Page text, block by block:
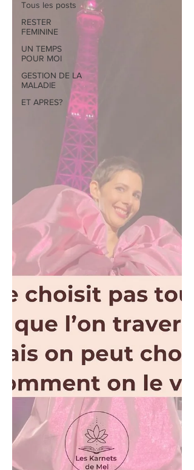
Tous les posts
RESTER
FEMININE
UN TEMPS
POUR MOI
GESTION DE LA
MALADIE
ET APRES?